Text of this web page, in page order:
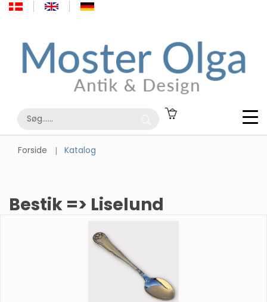
Forside Katalog
Bestik => Liselund